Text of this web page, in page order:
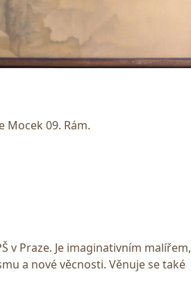
Mocek 09. Rám.
v Praze. Je imaginativním malířem,
a nové věcnosti. Věnuje se také